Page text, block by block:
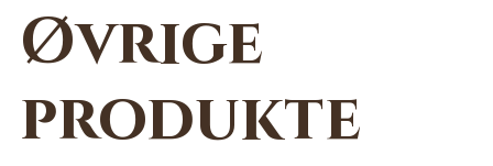
Øvrige
produkte